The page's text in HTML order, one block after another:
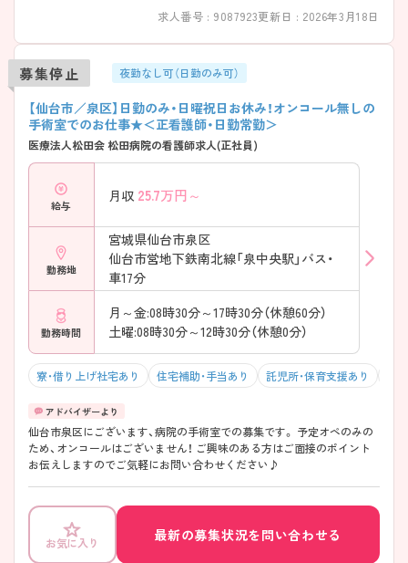
求人番号 : 9087923更新日 : 2026年3月18日
募集停止 夜勤なし可（日勤のみ可）
【仙台市／泉区】日勤のみ・日曜祝日お休み！オンコール無しの
手術室でのお仕事★＜正看護師・日勤常勤＞
医療法人松田会 松田病院の看護師求人(正社員)
給与
月収 25.7万円～
勤務地
宮城県仙台市泉区
仙台市営地下鉄南北線「泉中央駅」バス・
車17分
勤務時間
月～金:08時30分～17時30分（休憩60分）
土曜:08時30分～12時30分（休憩0分）
寮・借り上げ社宅あり 住宅補助・手当あり 託児所・保育支援あり
仙台市泉区にございます、病院の手術室での募集です。 予定オペのみの
ため、オンコールはございません！ ご興味のある方はご面接のポイント
お伝えしますのでご気軽にお問い合わせください♪
お気に入り 最新の募集状況を問い合わせる